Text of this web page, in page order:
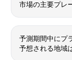
市場の主要プレ
予測期間中にプ
予想される地域